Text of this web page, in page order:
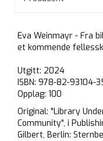
Eva Weinmayr - Fra
et kommende
Utgitt: 2024
ISBN: 978-82-93104-
Opplag: 100
Original: "Library
Community", i
Gilbert, Berlin: